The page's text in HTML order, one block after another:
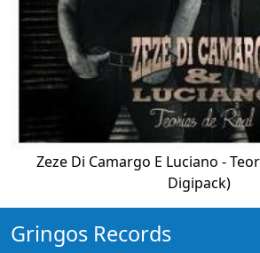
Zeze Di Camargo E Luciano -
Digipack)
Gringos Records